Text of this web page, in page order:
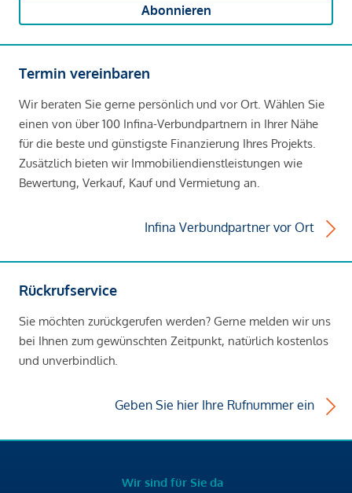
Abonnieren
Termin vereinbaren
Wir beraten Sie gerne persönlich und vor Ort. Wählen Sie
einen von über 100 Infina-Verbundpartnern in Ihrer Nähe
für die beste und günstigste Finanzierung Ihres Projekts.
Zusätzlich bieten wir Immobiliendienstleistungen wie
Bewertung, Verkauf, Kauf und Vermietung an.
Infina Verbundpartner vor Ort
Rückrufservice
Sie möchten zurückgerufen werden? Gerne melden wir uns
bei Ihnen zum gewünschten Zeitpunkt, natürlich kostenlos
und unverbindlich.
Geben Sie hier Ihre Rufnummer ein
Wir sind für Sie da